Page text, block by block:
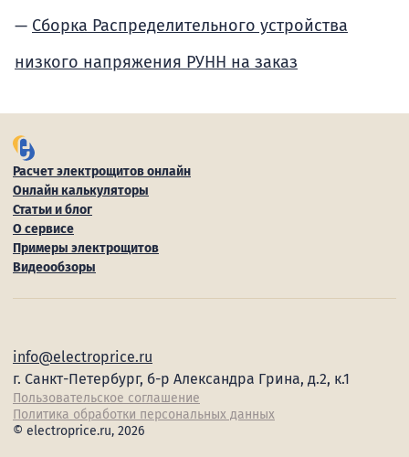
Сборка Распределительного устройства
низкого напряжения РУНН на заказ
Расчет электрощитов онлайн
Онлайн калькуляторы
Статьи и блог
О сервисе
Примеры электрощитов
Видеообзоры
info@electroprice.ru
г. Санкт-Петербург, б-р Александра Грина, д.2, к.1
Пользовательское соглашение
Политика обработки персональных данных
© electroprice.ru, 2026